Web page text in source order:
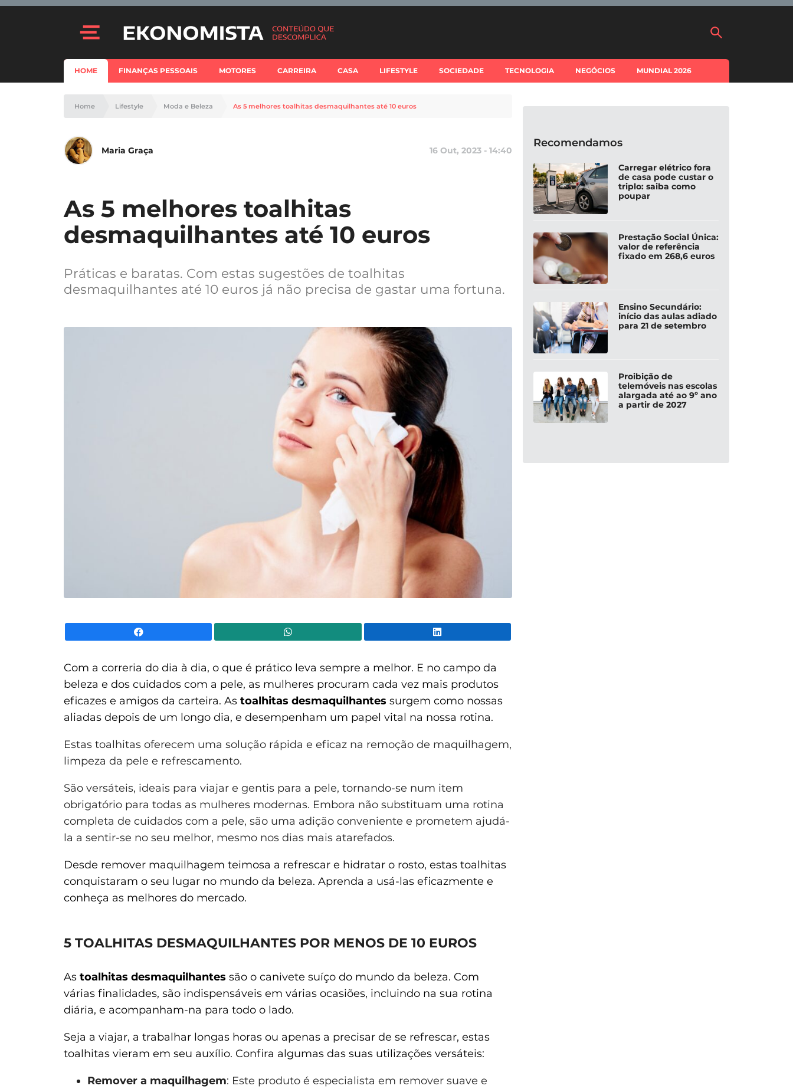
HOME FINANÇAS PESSOAIS MOTORES CARREIRA CASA LIFESTYLE SOCIEDADE TECNOLOGIA NEGÓCIOS MUNDIAL 2026
Home Lifestyle Moda e Beleza As 5 melhores toalhitas desmaquilhantes até 10 euros
Maria Graça 16 Out, 2023 - 14:40
As 5 melhores toalhitas
desmaquilhantes até 10 euros
Práticas e baratas. Com estas sugestões de toalhitas
desmaquilhantes até 10 euros já não precisa de gastar uma fortuna.
Com a correria do dia à dia, o que é prático leva sempre a melhor. E no campo da
beleza e dos cuidados com a pele, as mulheres procuram cada vez mais produtos
eficazes e amigos da carteira. As toalhitas desmaquilhantes surgem como nossas
aliadas depois de um longo dia, e desempenham um papel vital na nossa rotina.
Estas toalhitas oferecem uma solução rápida e eficaz na remoção de maquilhagem,
limpeza da pele e refrescamento.
São versáteis, ideais para viajar e gentis para a pele, tornando-se num item
obrigatório para todas as mulheres modernas. Embora não substituam uma rotina
completa de cuidados com a pele, são uma adição conveniente e prometem ajudá-
la a sentir-se no seu melhor, mesmo nos dias mais atarefados.
Desde remover maquilhagem teimosa a refrescar e hidratar o rosto, estas toalhitas
conquistaram o seu lugar no mundo da beleza. Aprenda a usá-las eficazmente e
conheça as melhores do mercado.
5 TOALHITAS DESMAQUILHANTES POR MENOS DE 10 EUROS
As toalhitas desmaquilhantes são o canivete suíço do mundo da beleza. Com
várias finalidades, são indispensáveis em várias ocasiões, incluindo na sua rotina
diária, e acompanham-na para todo o lado.
Seja a viajar, a trabalhar longas horas ou apenas a precisar de se refrescar, estas
toalhitas vieram em seu auxílio. Confira algumas das suas utilizações versáteis:
Remover a maquilhagem: Este produto é especialista em remover suave e
Recomendamos
Carregar elétrico fora
de casa pode custar o
triplo: saiba como
poupar
Prestação Social Única:
valor de referência
fixado em 268,6 euros
Ensino Secundário:
início das aulas adiado
para 21 de setembro
Proibição de
telemóveis nas escolas
alargada até ao 9º ano
a partir de 2027